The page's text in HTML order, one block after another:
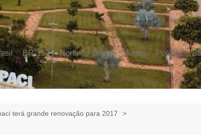
BR-153 Norte de Goiás Mundo Politica
terá grande renovação para 2017